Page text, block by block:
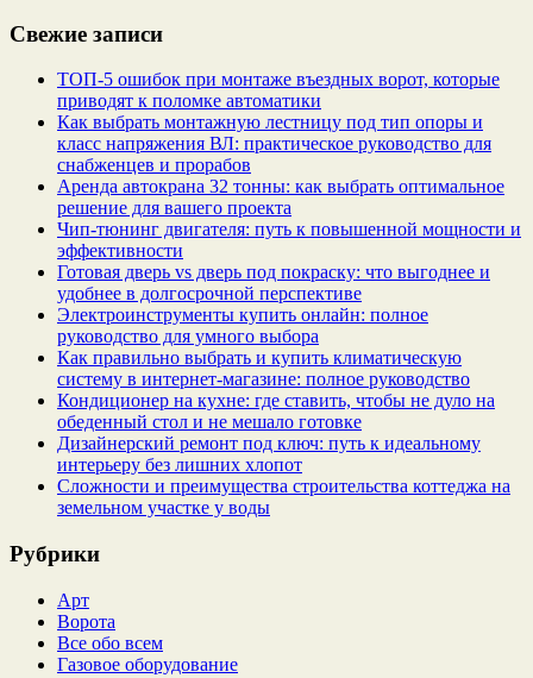
Свежие записи
ТОП-5 ошибок при монтаже въездных ворот, которые
приводят к поломке автоматики
Как выбрать монтажную лестницу под тип опоры и
класс напряжения ВЛ: практическое руководство для
снабженцев и прорабов
Аренда автокрана 32 тонны: как выбрать оптимальное
решение для вашего проекта
Чип‑тюнинг двигателя: путь к повышенной мощности и
эффективности
Готовая дверь vs дверь под покраску: что выгоднее и
удобнее в долгосрочной перспективе
Электроинструменты купить онлайн: полное
руководство для умного выбора
Как правильно выбрать и купить климатическую
систему в интернет‑магазине: полное руководство
Кондиционер на кухне: где ставить, чтобы не дуло на
обеденный стол и не мешало готовке
Дизайнерский ремонт под ключ: путь к идеальному
интерьеру без лишних хлопот
Сложности и преимущества строительства коттеджа на
земельном участке у воды
Рубрики
Арт
Ворота
Все обо всем
Газовое оборудование